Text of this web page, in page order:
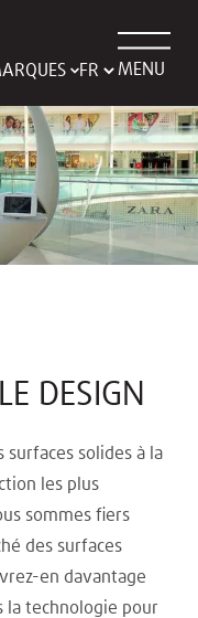
MENU
DESIGN
surfaces solides à la
les plus
sommes fiers
des surfaces
en davantage
la technologie pour